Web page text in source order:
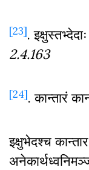
[23].
2.4.163
[24]. कान्तारं
इक्षुभेदश्च